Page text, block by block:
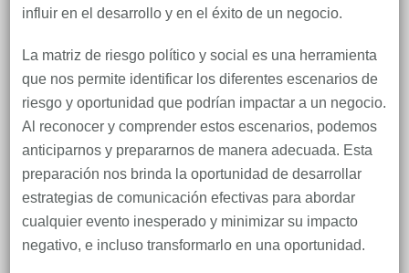
influir en el desarrollo y en el éxito de un negocio.
La matriz de riesgo político y social es una herramienta
que nos permite identificar los diferentes escenarios de
riesgo y oportunidad que podrían impactar a un negocio.
Al reconocer y comprender estos escenarios, podemos
anticiparnos y prepararnos de manera adecuada. Esta
preparación nos brinda la oportunidad de desarrollar
estrategias de comunicación efectivas para abordar
cualquier evento inesperado y minimizar su impacto
negativo, e incluso transformarlo en una oportunidad.